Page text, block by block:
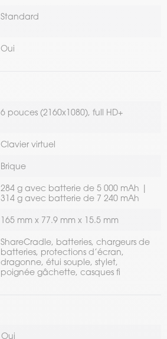
Standard
Oui
6 pouces (2160x1080), full HD+
Clavier virtuel
Brique
284 g avec batterie de 5 000 mAh |
314 g avec batterie de 7 240 mAh
165 mm x 77.9 mm x 15.5 mm
ShareCradle, batteries, chargeurs de
batteries, protections d’écran,
dragonne, étui souple, stylet,
poignée gâchette, casques fi
Oui